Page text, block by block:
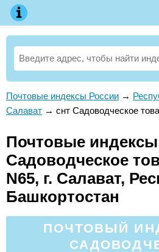
Почтовые индексы России →
Салават → снт Садоводческое
Почтовые индексы
Садоводческое
N65, г. Салават,
Башкортостан
ПОЧТОВЫЙ